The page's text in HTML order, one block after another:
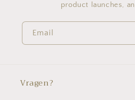
product launches,
Email
Vragen?